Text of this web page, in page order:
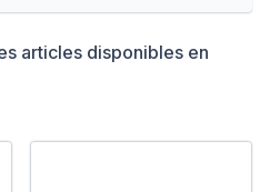
articles disponibles en